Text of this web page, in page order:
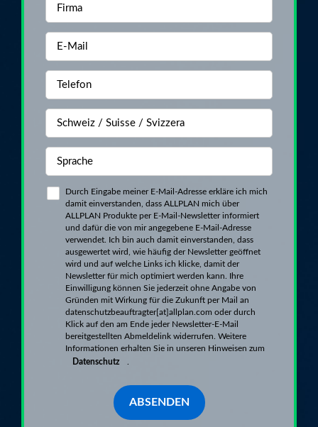
Durch Eingabe meiner E-Mail-Adresse erkläre ich mich
damit einverstanden, dass ALLPLAN mich über
ALLPLAN Produkte per E-Mail-Newsletter informiert
und dafür die von mir angegebene E-Mail-Adresse
verwendet. Ich bin auch damit einverstanden, dass
ausgewertet wird, wie häufig der Newsletter geöffnet
wird und auf welche Links ich klicke, damit der
Newsletter für mich optimiert werden kann. Ihre
Einwilligung können Sie jederzeit ohne Angabe von
Gründen mit Wirkung für die Zukunft per Mail an
datenschutzbeauftragter[at]allplan.com oder durch
Klick auf den am Ende jeder Newsletter-E-Mail
bereitgestellten Abmeldelink widerrufen. Weitere
Informationen erhalten Sie in unseren Hinweisen zum
Datenschutz
ABSENDEN